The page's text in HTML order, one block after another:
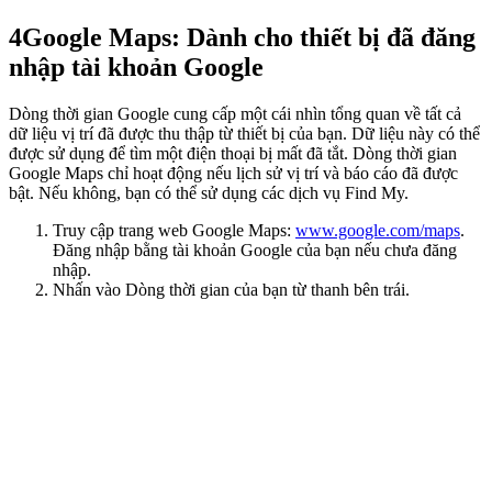
4Google Maps: Dành cho thiết bị đã đăng
nhập tài khoản Google
Dòng thời gian Google cung cấp một cái nhìn tổng quan về tất cả
dữ liệu vị trí đã được thu thập từ thiết bị của bạn. Dữ liệu này có thể
được sử dụng để tìm một điện thoại bị mất đã tắt. Dòng thời gian
Google Maps chỉ hoạt động nếu lịch sử vị trí và báo cáo đã được
bật. Nếu không, bạn có thể sử dụng các dịch vụ Find My.
Truy cập trang web Google Maps: www.google.com/maps.
Đăng nhập bằng tài khoản Google của bạn nếu chưa đăng
nhập.
Nhấn vào Dòng thời gian của bạn từ thanh bên trái.